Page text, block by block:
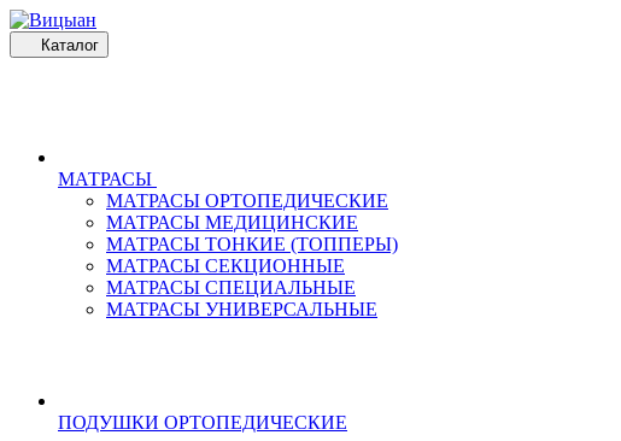
Каталог
МАТРАСЫ
МАТРАСЫ ОРТОПЕДИЧЕСКИЕ
МАТРАСЫ МЕДИЦИНСКИЕ
МАТРАСЫ ТОНКИЕ (ТОППЕРЫ)
МАТРАСЫ СЕКЦИОННЫЕ
МАТРАСЫ СПЕЦИАЛЬНЫЕ
МАТРАСЫ УНИВЕРСАЛЬНЫЕ
ПОДУШКИ ОРТОПЕДИЧЕСКИЕ